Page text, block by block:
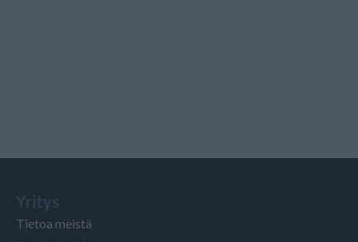
Yritys
Tietoa meistä